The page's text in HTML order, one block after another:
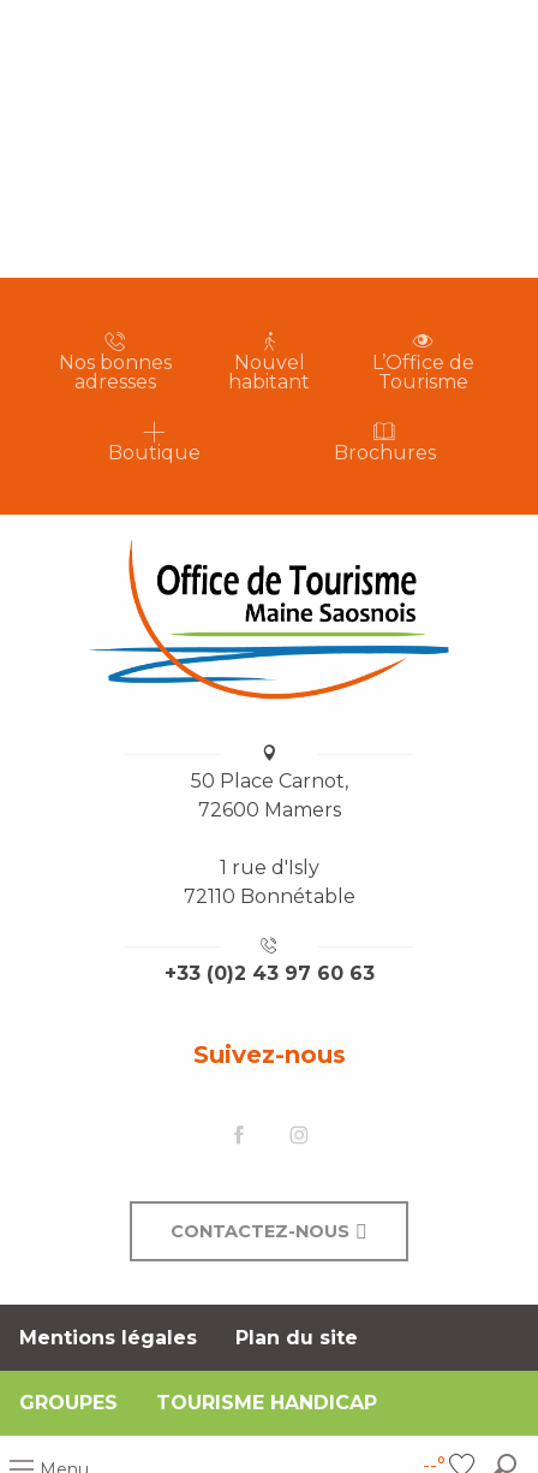
--°
Nos bonnes
adresses
Nouvel
habitant
L’Office de
Tourisme
Boutique Brochures
50 Place Carnot,
72600 Mamers
1 rue d'Isly
72110 Bonnétable
+33 (0)2 43 97 60 63
Suivez-nous
CONTACTEZ-NOUS
Mentions légales Plan du site
GROUPES TOURISME HANDICAP